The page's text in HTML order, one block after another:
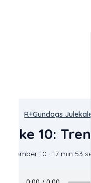
R+Gundogs
Luke 10:
December 10 · 17 min 53